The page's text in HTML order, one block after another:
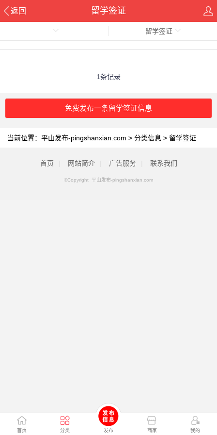
返回 留学签证
首页 分类 发布 商家 我的
留学签证
1条记录
免费发布一条留学签证信息
当前位置： 平山发布-pingshanxian.com > 分类信息 > 留学签证
首页 网站简介 广告服务 联系我们
©Copyright 平山发布-pingshanxian.com